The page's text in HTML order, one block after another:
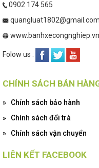
0902 174 565
quangluat1802@gmail.com
www.banhxecongnghiep.vn
Folow us :
CHÍNH SÁCH BÁN
»
Chính sách bảo hành
»
Chính sách đổi trà
»
Chính sách vận chuyển
LIÊN KẾT FACEBOOK